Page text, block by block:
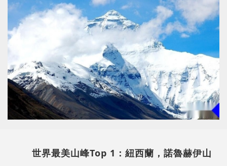
世界最美山峰Top 1 ：紐西蘭，諾魯赫伊山